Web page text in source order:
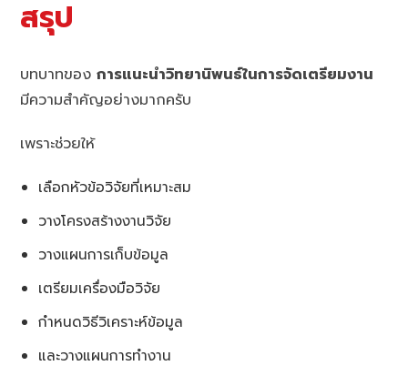
สรุป
บทบาทของการแนะนำวิทยานิพนธ์ในการจัดเตรียมงาน
มีความสำคัญอย่างมากครับ
เพราะช่วยให้
เลือกหัวข้อวิจัยที่เหมาะสม
วางโครงสร้างงานวิจัย
วางแผนการเก็บข้อมูล
เตรียมเครื่องมือวิจัย
กำหนดวิธีวิเคราะห์ข้อมูล
และวางแผนการทำงาน